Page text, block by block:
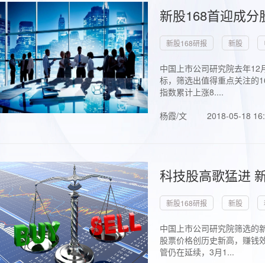
新股168首迎成
新股168研报 新股
中国上市公司研究院去年
标，筛选出值得重点关注的
指数累计上涨8....
杨霞/文
2018-05-18
科技股高歌猛进
新股168研报 新股
中国上市公司研究院筛选的
股票价格创历史新高，赚钱
管仍在延续，3月1...